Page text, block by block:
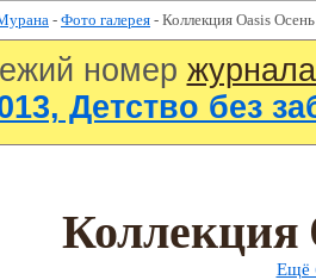
- Фото галерея - Коллекция Oasis
номер
Детство без
Коллекция
Ещё